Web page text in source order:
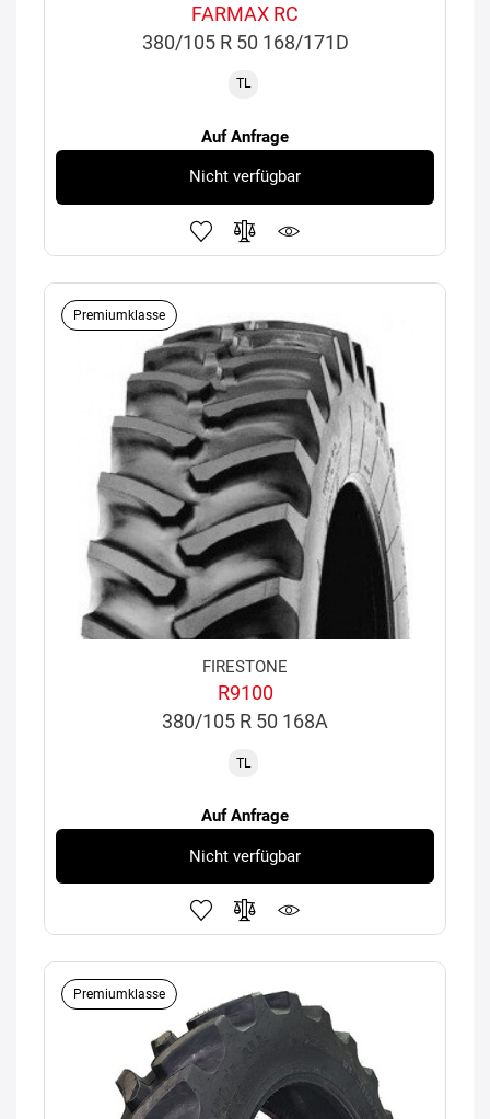
FARMAX RC
380/105 R 50 168/171D
TL
Auf Anfrage
Nicht verfügbar
Premiumklasse
FIRESTONE
R9100
380/105 R 50 168A
TL
Auf Anfrage
Nicht verfügbar
Premiumklasse